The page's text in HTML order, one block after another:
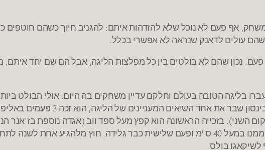
אף פעם לא נוכל שלא להזדהות איתם: להגניב חיוך כשהם חוטפים
עולים לדאנק שנראה לא אפשרי בכלל.
נכון שהם לא בולטים בין כל מפלצות הליגה, אבל הם שם יחד
לעבור את ה- 1.80 מטר דווקא כן עברו בליגה הטובה בעולם וחלקם עדיין משחקים בה היום. אולי
בזכייה הראשונה הוא קפץ מעל ספד ווב (אגדה נוספת בז'אנר
בהמשך), בזכייה השנייה הוא קפץ מעל דיווט הווארד שגבוה ממנו במעל 40 ס"מ ופעם שלישית כבר